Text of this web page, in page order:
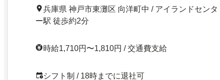
兵庫県 神戸市東灘区 向洋町中 / アイランドセンタ
ー駅 徒歩約2分
時給1,710円〜1,810円 / 交通費支給
シフト制 / 18時までに退社可